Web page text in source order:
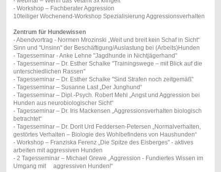
- Workshop – Fachberater Aggression
10teiliger Wochenend-Workshop Spezialisierung Aggressionsverhalten
Zentrum für Hundewissen
- Abendvortrag - Normen Mrozinski „Weit und breit kein Schaf in Sicht“
Sinn und "Unsinn" der Beschäftigung/Auslastung bei (Arbeits)Hunden
- Tagesseminar - Anke Lehne "Jagdhunde in Nichtjägerhand"
- Tagesseminar – Dr. Esther Schalke "Trainingswege – mit Blick auf die
unterschiedlichen Rassen"
- Tagesseminar – Dr. Esther Schalke "Sind Strafen noch zeitgemäß"
- Tagesseminar – Susanne Last „Der Junghund“
- Tagesseminar – Dipl.-Psych. Robert Mehl „Angst und Aggression bei
Hunden aus neurobiologischer Sicht“
- Tagesseminar – Dr. Iris Mackensen „Aggressionsverhalten biologisch
betrachtet“
- Tagesseminar – Dr. Dorit Urd Feddersen-Petersen „Normalverhalten,
gestörtes Verhalten – Biologie des Wohlbefindens von Haushunden“
- Workshop – Franziska Ferenz „Die Spitze des Eisberges" - aktives
arbeiten mit aggressiven Hunden
- 2 Tagesseminar – Michael Grewe „Aggression - Fundiertes Wissen im
Umgang mit aggressiven Hunden!“